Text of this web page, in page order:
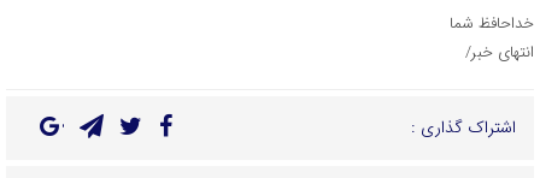
خداحافظ شما
انتهای خبر/
اشتراک گذاری :